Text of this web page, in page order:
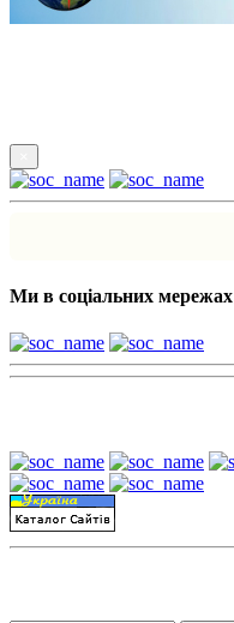
Ми в соціальних мережах